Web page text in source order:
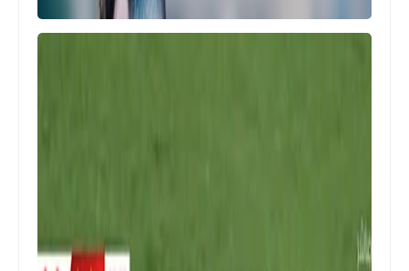
احمد فتحى يلمح للاعتزال بعد الفوز بكأس